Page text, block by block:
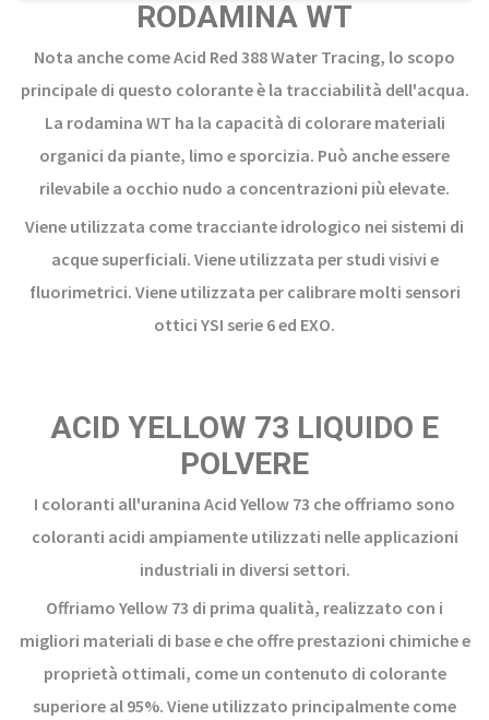
RODAMINA WT
Nota anche come Acid Red 388 Water Tracing, lo scopo
principale di questo colorante è la tracciabilità dell'acqua.
La rodamina WT ha la capacità di colorare materiali
organici da piante, limo e sporcizia. Può anche essere
rilevabile a occhio nudo a concentrazioni più elevate.
Viene utilizzata come tracciante idrologico nei sistemi di
acque superficiali. Viene utilizzata per studi visivi e
fluorimetrici. Viene utilizzata per calibrare molti sensori
ottici YSI serie 6 ed EXO.
ACID YELLOW 73 LIQUIDO E
POLVERE
I coloranti all'uranina Acid Yellow 73 che offriamo sono
coloranti acidi ampiamente utilizzati nelle applicazioni
industriali in diversi settori.
Offriamo Yellow 73 di prima qualità, realizzato con i
migliori materiali di base e che offre prestazioni chimiche e
proprietà ottimali, come un contenuto di colorante
superiore al 95%. Viene utilizzato principalmente come